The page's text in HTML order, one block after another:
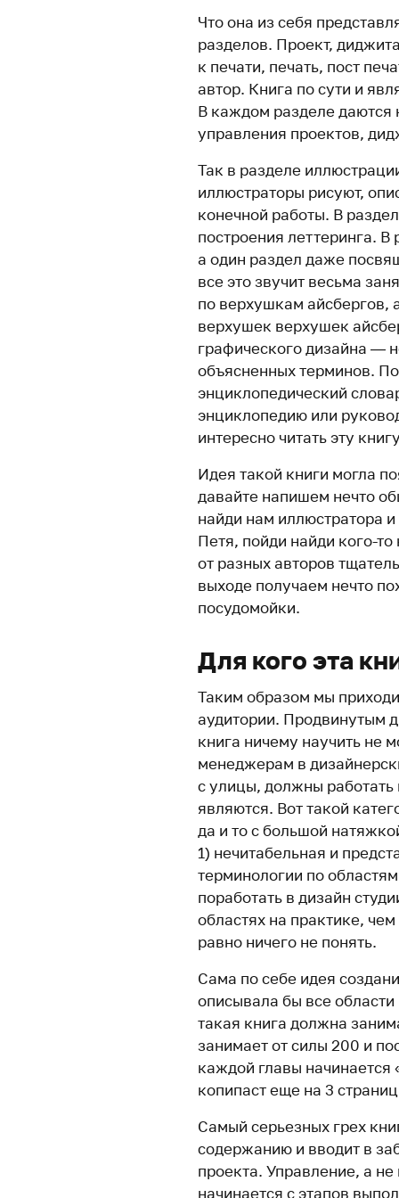
Что она из себя
разделов. Проект,
к печати, печать, пост
автор. Книга по сути и
В каждом разделе даются
управления проектов,
Так в разделе
иллюстраторы рисуют,
конечной работы. В
построения леттеринга.
а один раздел даже
все это звучит весьма
по верхушкам айсбергов,
верхушек верхушек
графического дизайна —
объясненных терминов.
энциклопедический
энциклопедию или
интересно читать эту
Идея такой книги могла
давайте напишем нечто
найди нам иллюстратора
Петя, пойди найди кого-то
от разных авторов
выходе получаем нечто
посудомойки.
Для кого эта
Таким образом мы
аудитории. Продвинутым
книга ничему научить не
менеджерам в
с улицы, должны
являются. Вот такой
да и то с большой
1) нечитабельная и
терминологии по
поработать в дизайн
областях на практике,
равно ничего не понять.
Сама по себе идея
описывала бы все
такая книга должна
занимает от силы 200 и
каждой главы начинается
копипаст еще на 3
Самый серьезных грех
содержанию и вводит в
проекта. Управление, а
начинается с этапов